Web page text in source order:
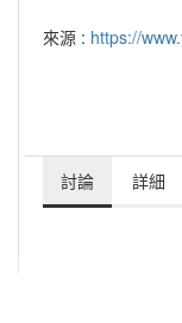
來源 : https://
討論 詳細